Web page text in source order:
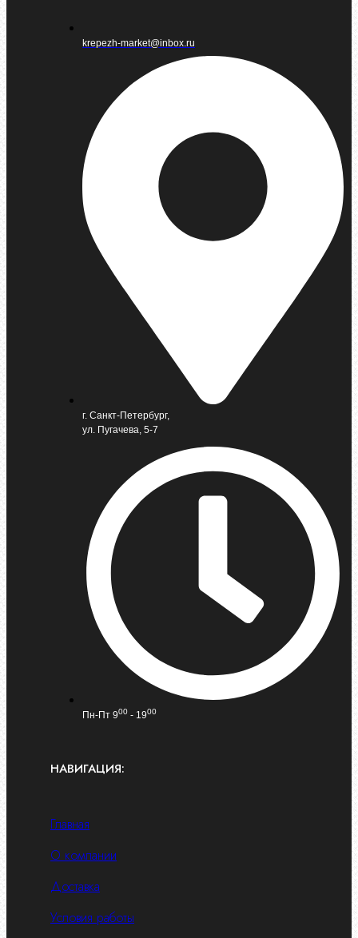
krepezh-market@inbox.ru
г. Санкт-Петербург,
ул. Пугачева, 5-7
Пн-Пт 900 - 1900
НАВИГАЦИЯ:
Главная
О компании
Доставка
Условия работы